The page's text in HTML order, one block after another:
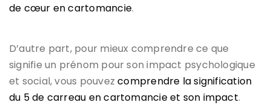
de cœur en cartomancie.
D’autre part, pour mieux comprendre ce que
signifie un prénom pour son impact psychologique
et social, vous pouvezcomprendre la signification
du 5 de carreau en cartomancie et son impact.